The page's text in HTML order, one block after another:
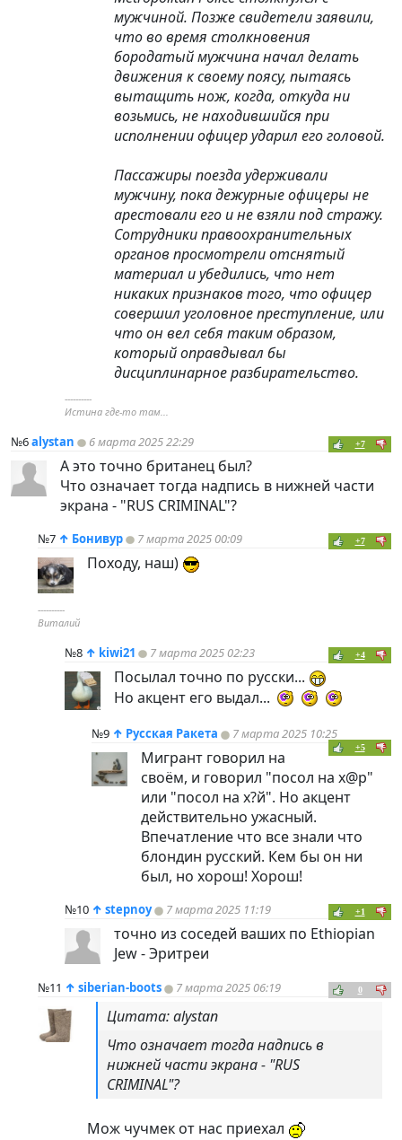
мужчиной. Позже свидетели заявили,
что во время столкновения
бородатый мужчина начал делать
движения к своему поясу, пытаясь
вытащить нож, когда, откуда ни
возьмись, не находившийся при
исполнении офицер ударил его головой.
Пассажиры поезда удерживали
мужчину, пока дежурные офицеры не
арестовали его и не взяли под стражу.
Сотрудники правоохранительных
органов просмотрели отснятый
материал и убедились, что нет
никаких признаков того, что офицер
совершил уголовное преступление, или
что он вел себя таким образом,
который оправдывал бы
дисциплинарное разбирательство.
----------
Истина где-то там...
№6alystan 6 марта 2025 22:29 +7
А это точно британец был?
Что означает тогда надпись в нижней части
экрана - "RUS CRIMINAL"?
№7 ↑ Бонивур 7 марта 2025 00:09 +7
Походу, наш)
----------
Виталий
№8 ↑ kiwi21 7 марта 2025 02:23 +4
Посылал точно по русски...
Но акцент его выдал...
№9 ↑ Русская Ракета 7 марта 2025 10:25
+5
Мигрант говорил на
своём, и говорил "посол на х@р"
или "посол на х?й". Но акцент
действительно ужасный.
Впечатление что все знали что
блондин русский. Кем бы он ни
был, но хорош! Хорош!
№10 ↑ stepnoy 7 марта 2025 11:19 +1
точно из соседей ваших по Ethiopian
Jew - Эритреи
№11 ↑ siberian-boots 7 марта 2025 06:19 0
Цитата: alystan
Что означает тогда надпись в
нижней части экрана - "RUS
CRIMINAL"?
Мож чучмек от нас приехал